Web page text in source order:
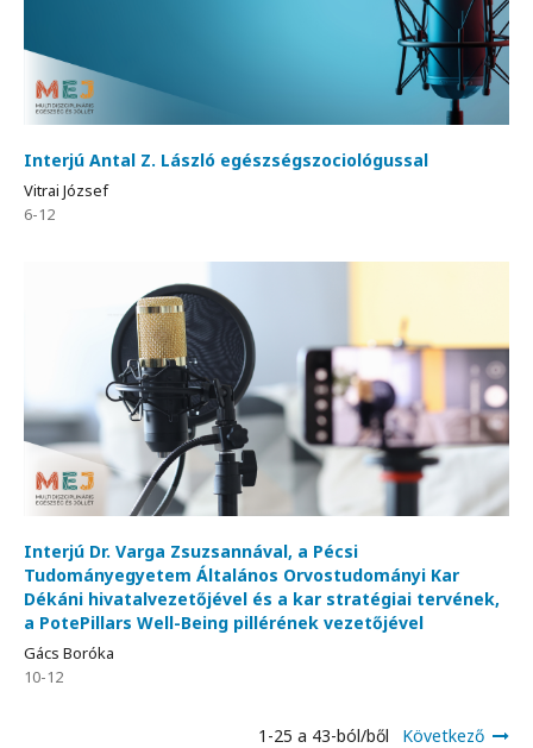
Interjú Antal Z. László egészségszociológussal
Vitrai József
6-12
Interjú Dr. Varga Zsuzsannával, a Pécsi
Tudományegyetem Általános Orvostudományi Kar
Dékáni hivatalvezetőjével és a kar stratégiai tervének,
a PotePillars Well-Being pillérének vezetőjével
Gács Boróka
10-12
1-25 a 43-ból/ből Következő